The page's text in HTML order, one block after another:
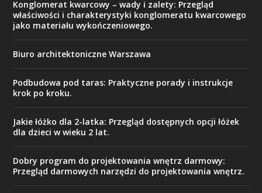
Konglomerat kwarcowy – wady i zalety: Przegląd
właściwości i charakterystyki konglomeratu kwarcowego
jako materiału wykończeniowego.
Biuro architektoniczne Warszawa
Podbudowa pod taras: Praktyczne porady i instrukcje
krok po kroku.
Jakie łóżko dla 2-latka: Przegląd dostępnych opcji łóżek
dla dzieci w wieku 2 lat.
Dobry program do projektowania wnętrz darmowy:
Przegląd darmowych narzędzi do projektowania wnętrz.